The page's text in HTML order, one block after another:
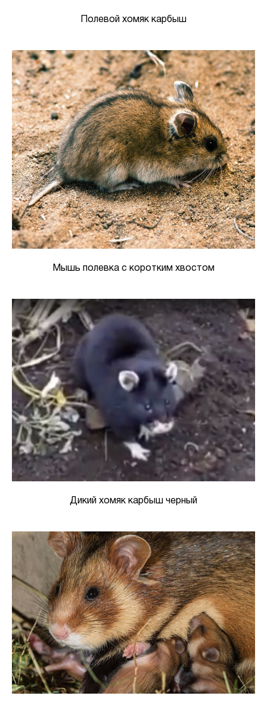
Полевой хомяк карбыш
Мышь полевка с коротким хвостом
Дикий хомяк карбыш черный